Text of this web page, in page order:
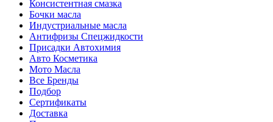
Консистентная смазка
Бочки масла
Индустриальные масла
Антифризы Спецжидкости
Присадки Автохимия
Авто Косметика
Мото Масла
Все Бренды
Подбор
Сертификаты
Доставка